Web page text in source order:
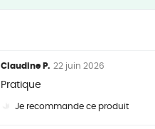
Claudine P. 22 juin 2026
Pratique
Je recommande ce produit